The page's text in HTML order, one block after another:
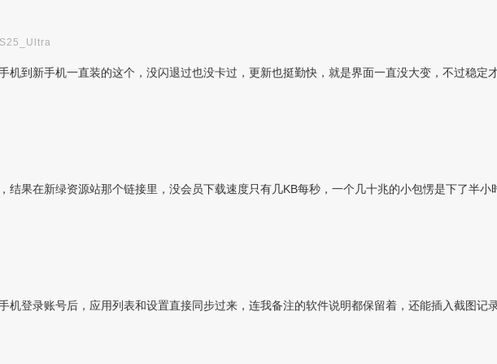
机到新手机一直装的这个，没闪退过也没卡过，更新也挺勤快，就是界面一直没大变，不过稳定
结果在新绿资源站那个链接里，没会员下载速度只有几KB每秒，一个几十兆的小包愣是下了半小
机登录账号后，应用列表和设置直接同步过来，连我备注的软件说明都保留着，还能插入截图记